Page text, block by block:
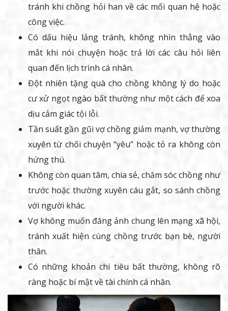
tránh khi chồng hỏi han về các mối quan hệ hoặc
công việc.
Có dấu hiệu lảng tránh, không nhìn thẳng vào
mắt khi nói chuyện hoặc trả lời các câu hỏi liên
quan đến lịch trình cá nhân.
Đột nhiên tặng quà cho chồng không lý do hoặc
cư xử ngọt ngào bất thường như một cách để xoa
dịu cảm giác tội lỗi.
Tần suất gần gũi vợ chồng giảm mạnh, vợ thường
xuyên từ chối chuyện “yêu” hoặc tỏ ra không còn
hứng thú.
Không còn quan tâm, chia sẻ, chăm sóc chồng như
trước hoặc thường xuyên cáu gắt, so sánh chồng
với người khác.
Vợ không muốn đăng ảnh chung lên mạng xã hội,
tránh xuất hiện cùng chồng trước bạn bè, người
thân.
Có những khoản chi tiêu bất thường, không rõ
ràng hoặc bí mật về tài chính cá nhân.